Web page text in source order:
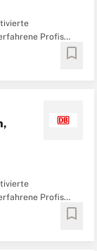
Profis
auf
bookmark
Profis
bookmark